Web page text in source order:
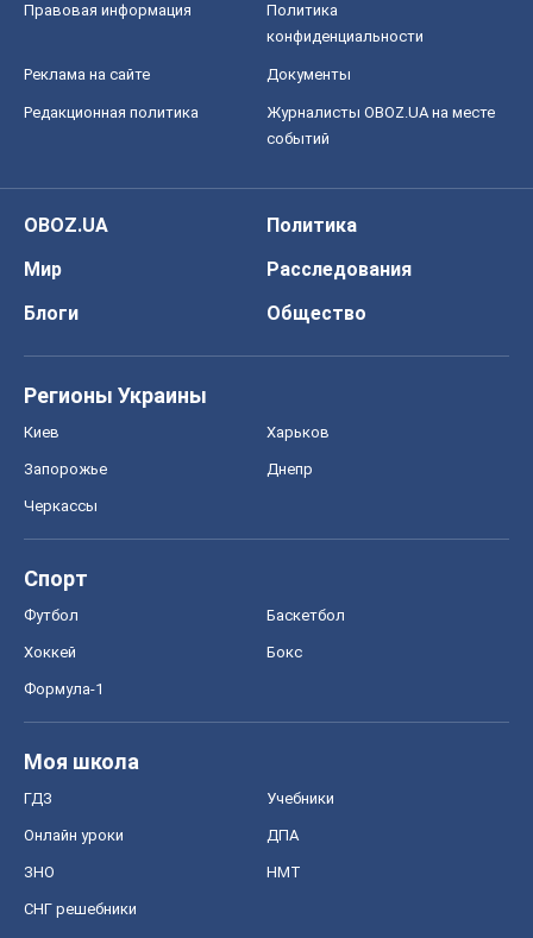
Правовая информация
Политика
конфиденциальности
Реклама на сайте Документы
Редакционная политика
Журналисты OBOZ.UA на месте
событий
OBOZ.UA
Политика
Мир
Расследования
Блоги
Общество
Регионы Украины
Киев Харьков
Запорожье Днепр
Черкассы
Спорт
Футбол Баскетбол
Хоккей Бокс
Формула-1
Моя школа
ГДЗ Учебники
Онлайн уроки ДПА
ЗНО НМТ
СНГ решебники